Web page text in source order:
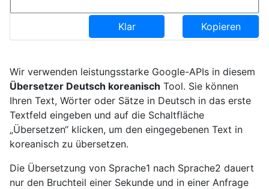
Klar Kopieren
Wir verwenden leistungsstarke Google-APIs in diesem
Übersetzer Deutsch koreanisch Tool. Sie können
Ihren Text, Wörter oder Sätze in Deutsch in das erste
Textfeld eingeben und auf die Schaltfläche
„Übersetzen“ klicken, um den eingegebenen Text in
koreanisch zu übersetzen.
Die Übersetzung von Sprache1 nach Sprache2 dauert
nur den Bruchteil einer Sekunde und in einer Anfrage